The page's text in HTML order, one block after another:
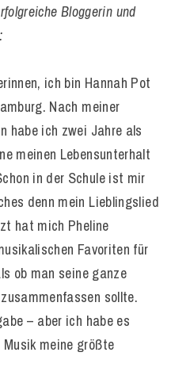
Bloggerin und
ich bin Hannah Pot
Nach meiner
habe ich zwei Jahre als
meinen Lebensunterhalt
in der Schule ist mir
denn mein Lieblingslied
hat mich Pheline
Favoriten für
ob man seine ganze
sollte.
– aber ich habe es
meine größte